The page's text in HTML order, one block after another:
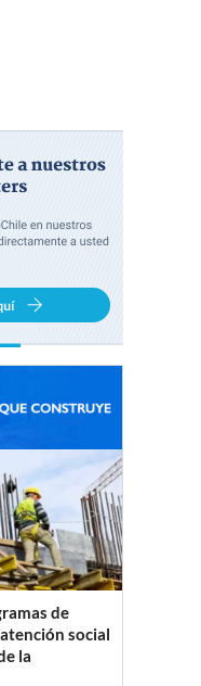
de
social
la